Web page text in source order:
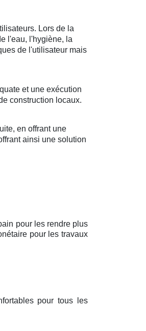
Lors de la
l'eau, l'hygiène, la
de l'utilisateur mais
et une exécution
construction locaux.
en offrant une
ainsi une solution
pour les rendre plus
pour les travaux
pour tous les